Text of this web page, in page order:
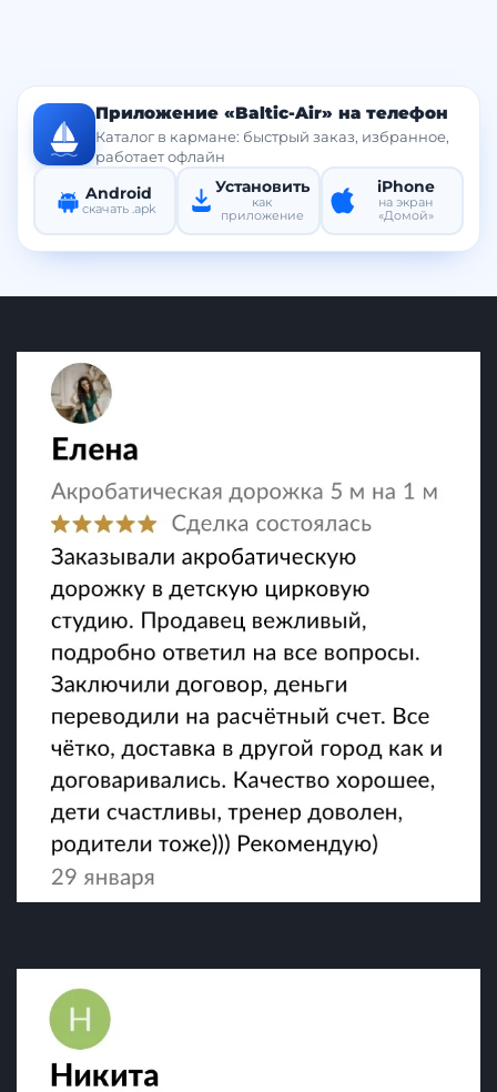
Приложение «Baltic-Air» на телефон
Каталог в кармане: быстрый заказ, избранное,
работает офлайн
Android
скачать .apk
Установить
как
приложение
iPhone
на экран
«Домой»